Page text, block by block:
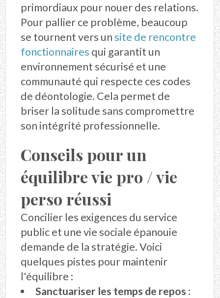
primordiaux pour nouer des relations.
Pour pallier ce problème, beaucoup
se tournent vers un site de rencontre
fonctionnaires qui garantit un
environnement sécurisé et une
communauté qui respecte ces codes
de déontologie. Cela permet de
briser la solitude sans compromettre
son intégrité professionnelle.
Conseils pour un
équilibre vie pro / vie
perso réussi
Concilier les exigences du service
public et une vie sociale épanouie
demande de la stratégie. Voici
quelques pistes pour maintenir
l'équilibre :
Sanctuariser les temps de repos :